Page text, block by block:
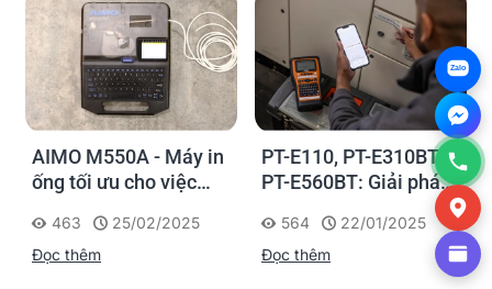
AIMO M550A - Máy in
ống tối ưu cho việc
nhận diện cáp điện,
cáp mạng
463
25/02/2025
Đọc thêm
PT-E110, PT-E310BT,
PT-E560BT: Giải pháp
in nhãn cầm tay công
nghiệp của Brother
564
22/01/2025
Đọc thêm
Zalo